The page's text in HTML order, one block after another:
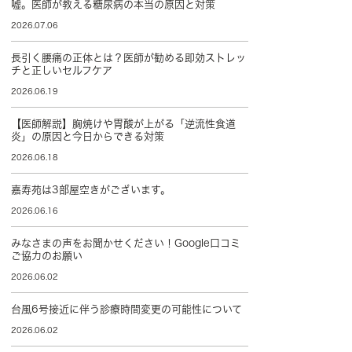
嘘。医師が教える糖尿病の本当の原因と対策
2026.07.06
長引く腰痛の正体とは？医師が勧める即効ストレッ
チと正しいセルフケア
2026.06.19
【医師解説】胸焼けや胃酸が上がる「逆流性食道
炎」の原因と今日からできる対策
2026.06.18
嘉寿苑は3部屋空きがございます。
2026.06.16
みなさまの声をお聞かせください！Google口コミ
ご協力のお願い
2026.06.02
台風6号接近に伴う診療時間変更の可能性について
2026.06.02